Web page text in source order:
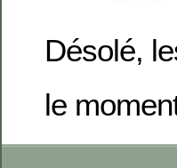
Désolé,
le